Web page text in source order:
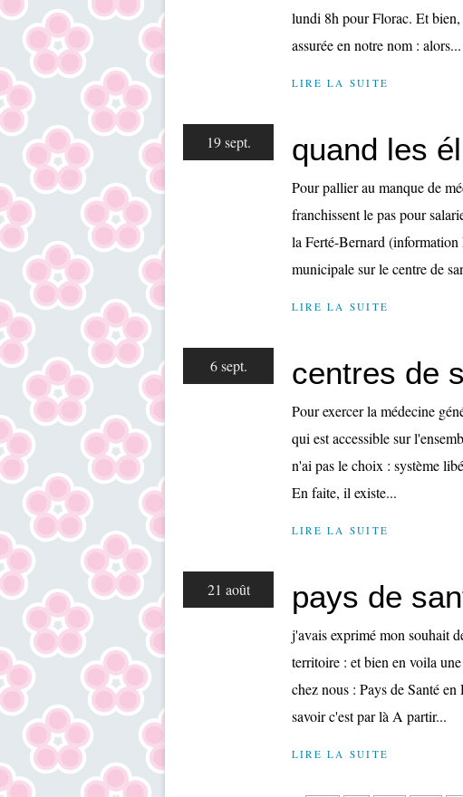
lundi 8h pour Florac. Et bien,
assurée en notre nom : alors...
LIRE LA SUITE
19 sept. quand les
Pour pallier au manque de
franchissent le pas pour
la Ferté-Bernard
municipale sur le centre de
LIRE LA SUITE
6 sept. centres de
Pour exercer la médecine
qui est accessible sur
n'ai pas le choix : système
En faite, il existe...
LIRE LA SUITE
21 août pays de
j'avais exprimé mon souhait
territoire : et bien en voila
chez nous : Pays de Santé
savoir c'est par là A partir...
LIRE LA SUITE